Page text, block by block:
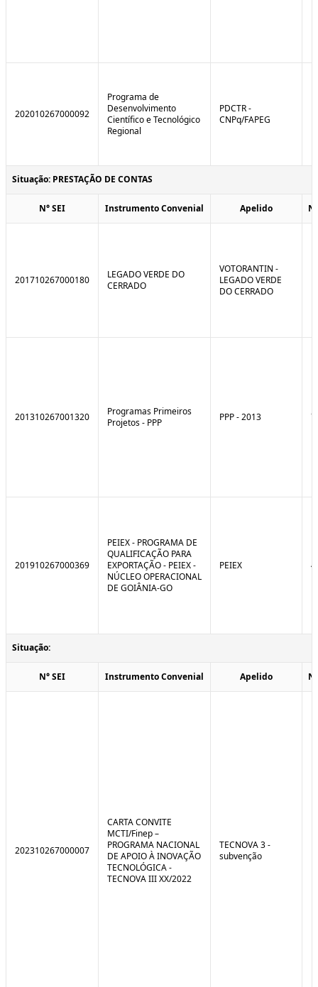
202010267000092
Programa de
Desenvolvimento
Científico e Tecnológico
Regional
PDCTR -
CNPq/FAPEG
Situação: PRESTAÇÃO DE CONTAS
N° SEI Instrumento Convenial Apelido
201710267000180
LEGADO VERDE DO
CERRADO
VOTORANTIN -
LEGADO VERDE
DO CERRADO
201310267001320
Programas Primeiros
Projetos - PPP
PPP - 2013
201910267000369
PEIEX - PROGRAMA DE
QUALIFICAÇÃO PARA
EXPORTAÇÃO - PEIEX -
NÚCLEO OPERACIONAL
DE GOIÂNIA-GO
PEIEX
Situação:
N° SEI Instrumento Convenial Apelido
202310267000007
CARTA CONVITE
MCTI/Finep –
PROGRAMA NACIONAL
DE APOIO À INOVAÇÃO
TECNOLÓGICA -
TECNOVA III XX/2022
TECNOVA 3 -
subvenção